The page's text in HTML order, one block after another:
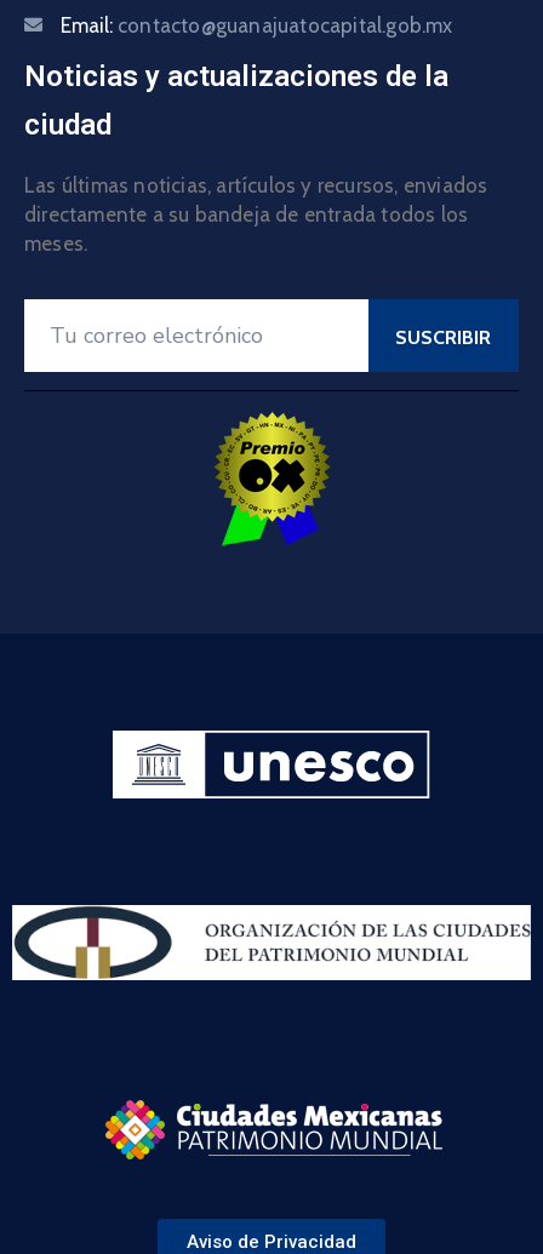
Email: contacto@guanajuatocapital.gob.mx
Noticias y actualizaciones de la
ciudad
Las últimas noticias, artículos y recursos, enviados
directamente a su bandeja de entrada todos los
meses.
Aviso de Privacidad